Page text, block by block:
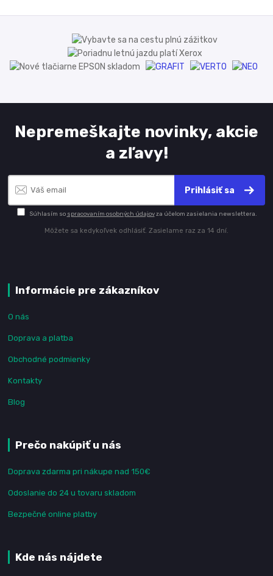
Nepremeškajte novinky, akcie
a zľavy!
Prihlásiť sa
Súhlasím so spracovaním osobných údajovza účelom zasielania newslettera.
Môžete sa kedykoľvek odhlásiť. Zasielame raz za 14 dní.
Informácie pre zákazníkov
O nás
Doprava a platba
Obchodné podmienky
Kontakty
Blog
Prečo nakúpiť u nás
Doprava zdarma pri nákupe nad 150€
Odoslanie do 24 u tovaru skladom
Bezpečné online platby
Kde nás nájdete